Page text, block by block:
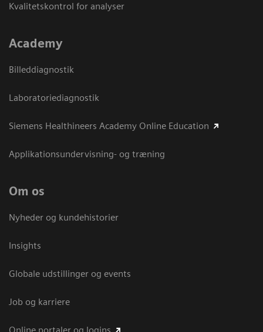
Kvalitetskontrol for analyser
Academy
Billeddiagnostik
Laboratoriediagnostik
Siemens Healthineers Academy Online Education
Applikationsundervisning- og træning
Om os
Nyheder og kundehistorier
Insights
Globale udstillinger og events
Job og karriere